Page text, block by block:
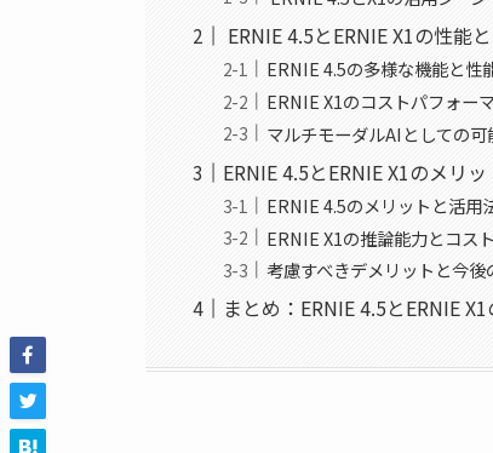
ERNIE 4.5とERNIE X1の性能
ERNIE 4.5の多様な機能と性
ERNIE X1のコストパフォー
マルチモーダルAIとしての可
ERNIE 4.5とERNIE X1のメリ
ERNIE 4.5のメリットと活用
ERNIE X1の推論能力とコス
考慮すべきデメリットと今後
まとめ：ERNIE 4.5とERNIE